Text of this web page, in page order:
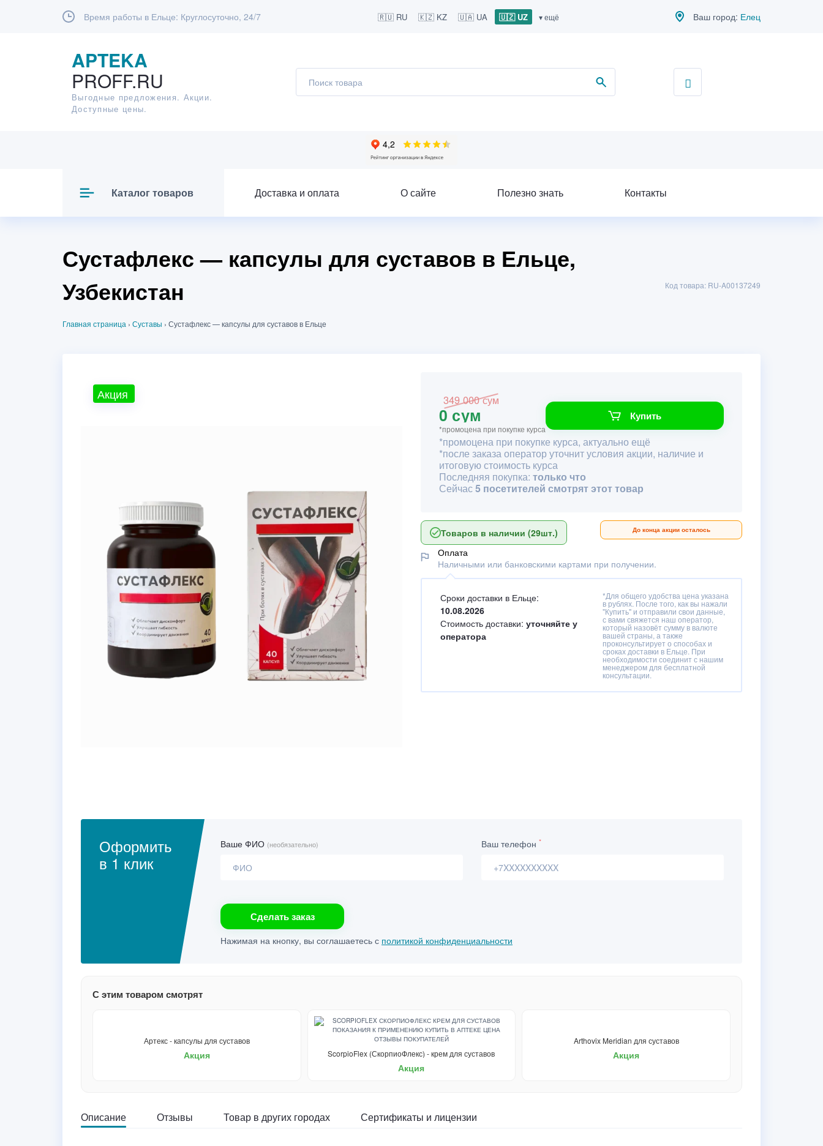
Время работы в Ельце: Круглосуточно, 24/7 🇷🇺 RU 🇰🇿 KZ 🇺🇦 UA 🇺🇿 UZ ▾ ещё Ваш город: Елец
APTEKA
PROFF.RU
Выгодные предложения. Акции.
Доступные цены.
Каталог товаров Доставка и оплата О сайте Полезно знать Контакты
Сустафлекс — капсулы для суставов в Ельце,
Узбекистан
Главная страница › Суставы › Сустафлекс — капсулы для суставов в Ельце
Код товара: RU-A00137249
Акция 349 000 сум
0 сум
*промоцена при покупке курса
Купить
*промоцена при покупке курса, актуально ещё
*после заказа оператор уточнит условия акции, наличие и
итоговую стоимость курса
Последняя покупка: только что
Сейчас5 посетителей смотрят этот товар
Товаров в наличии (29шт.) До конца акции осталось
Оплата
Наличными или банковскими картами при получении.
Сроки доставки в Ельце:
10.08.2026
Стоимость доставки: уточняйте у
оператора
*Для общего удобства цена указана
в рублях. После того, как вы нажали
"Купить" и отправили свои данные,
с вами свяжется наш оператор,
который назовёт сумму в валюте
вашей страны, а также
проконсультирует о способах и
сроках доставки в Ельце. При
необходимости соединит с нашим
менеджером для бесплатной
консультации.
Оформить
в 1 клик
Ваше ФИО (необязательно) Ваш телефон *
Сделать заказ
Нажимая на кнопку, вы соглашаетесь с политикой конфиденциальности
С этим товаром смотрят
Артекс - капсулы для суставов
Акция ScorpioFlex (СкорпиоФлекс) - крем для суставов
Акция
Arthovix Meridian для суставов
Акция
Описание Отзывы Товар в других городах Сертификаты и лицензии